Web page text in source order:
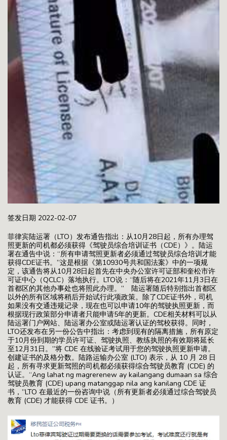
签发日期 2022-02-07
菲律宾陆运署（LTO）发布通告指出：从10月28日起，所有办理驾
照更新的司机都必须获得《驾驶员综合培训证书（CDE）》。陆运
署在通告中说：“所有申请驾照更新者必须通过驾驶员综合培训才能
获得CDE证书。”这是根据《第10930号共和国法案》中的一项规
定，该通告将从10月28日起首先在中央办公室许可证部和奎松市许
可证中心（QCLC）落地执行。LTO说：“随后将在2021年11月3日在
首都区的其他办事处也将照此办理。” 陆运署随后特别指出首都区
以外的所有区域将稍后开始试行此项政策。除了CDE证书外，司机
如果没有交通违规记录，现在也可以申请10年的驾驶执照更新，而
根据现行政策部分申请者只能申请5年的更新。CDE相关材料可以从
陆运署门户网站、陆运署办公室或陆运署认证的驾校获得。同时，
LTO还发布在另一份公告中指出：考虑到现有的隔离措施，所有原定
于10月份到期的学员许可证、驾驶执照、教练执照的有效期将延长
至12月31日。”将 CDE 在线验证考试用于您的驾驶执照更新申请。
创建证书的及格分数。陆路运输办公室 (LTO) 表示，从 10 月 28 日
起，所有寻求更新驾照的司机都必须获得综合驾驶员教育 (CDE) 的
认证。“Ang lahat ng magrerenew ay kailangang dumaan sa 综合
驾驶员教育 (CDE) upang matanggap nila ang kanilang CDE 证
书，”LTO 在最近的一份咨询中说（所有更新者必须通过综合驾驶员
教育 (CDE) 才能获得 CDE 证书。）